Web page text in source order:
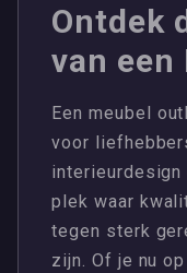
Ontdek
van een
Een meubel
voor
plek waar
tegen sterk
zijn. Of je nu